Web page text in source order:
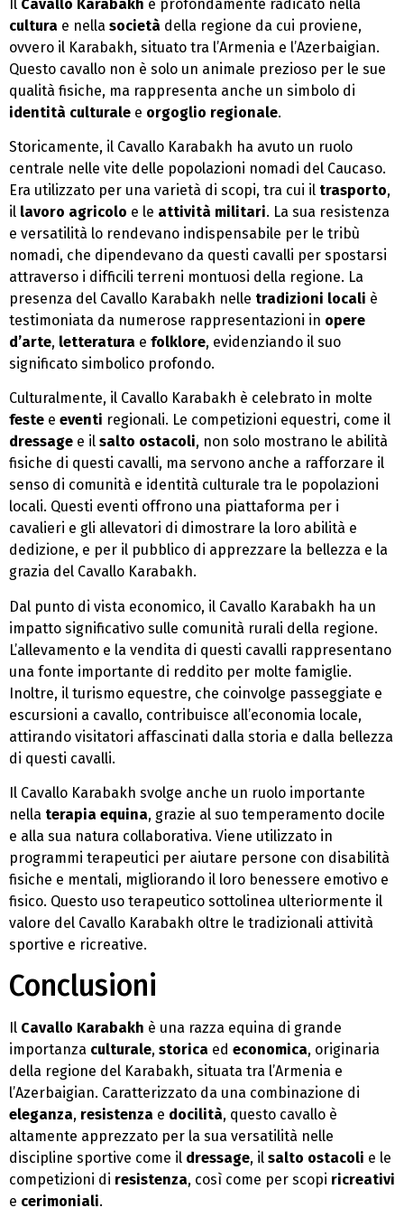
Il Cavallo Karabakh è profondamente radicato nella
cultura e nella società della regione da cui proviene,
ovvero il Karabakh, situato tra l’Armenia e l’Azerbaigian.
Questo cavallo non è solo un animale prezioso per le sue
qualità fisiche, ma rappresenta anche un simbolo di
identità culturale e orgoglio regionale.
Storicamente, il Cavallo Karabakh ha avuto un ruolo
centrale nelle vite delle popolazioni nomadi del Caucaso.
Era utilizzato per una varietà di scopi, tra cui il trasporto,
il lavoro agricolo e le attività militari. La sua resistenza
e versatilità lo rendevano indispensabile per le tribù
nomadi, che dipendevano da questi cavalli per spostarsi
attraverso i difficili terreni montuosi della regione. La
presenza del Cavallo Karabakh nelle tradizioni locali è
testimoniata da numerose rappresentazioni in opere
d’arte, letteratura e folklore, evidenziando il suo
significato simbolico profondo.
Culturalmente, il Cavallo Karabakh è celebrato in molte
feste e eventi regionali. Le competizioni equestri, come il
dressage e il salto ostacoli, non solo mostrano le abilità
fisiche di questi cavalli, ma servono anche a rafforzare il
senso di comunità e identità culturale tra le popolazioni
locali. Questi eventi offrono una piattaforma per i
cavalieri e gli allevatori di dimostrare la loro abilità e
dedizione, e per il pubblico di apprezzare la bellezza e la
grazia del Cavallo Karabakh.
Dal punto di vista economico, il Cavallo Karabakh ha un
impatto significativo sulle comunità rurali della regione.
L’allevamento e la vendita di questi cavalli rappresentano
una fonte importante di reddito per molte famiglie.
Inoltre, il turismo equestre, che coinvolge passeggiate e
escursioni a cavallo, contribuisce all’economia locale,
attirando visitatori affascinati dalla storia e dalla bellezza
di questi cavalli.
Il Cavallo Karabakh svolge anche un ruolo importante
nella terapia equina, grazie al suo temperamento docile
e alla sua natura collaborativa. Viene utilizzato in
programmi terapeutici per aiutare persone con disabilità
fisiche e mentali, migliorando il loro benessere emotivo e
fisico. Questo uso terapeutico sottolinea ulteriormente il
valore del Cavallo Karabakh oltre le tradizionali attività
sportive e ricreative.
Conclusioni
Il Cavallo Karabakh è una razza equina di grande
importanza culturale, storica ed economica, originaria
della regione del Karabakh, situata tra l’Armenia e
l’Azerbaigian. Caratterizzato da una combinazione di
eleganza, resistenza e docilità, questo cavallo è
altamente apprezzato per la sua versatilità nelle
discipline sportive come il dressage, il salto ostacoli e le
competizioni di resistenza, così come per scopi ricreativi
e cerimoniali.